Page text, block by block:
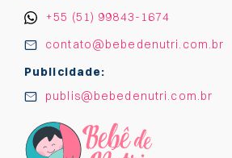
+55 (51) 99843-1674
contato@bebedenutri.com.br
Publicidade:
publis@bebedenutri.com.br